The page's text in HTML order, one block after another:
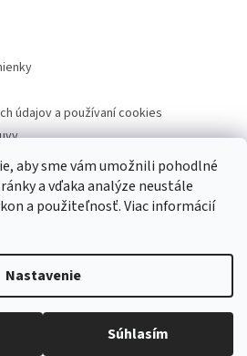
aby sme vám umožnili pohodlné
a vďaka analýze neustále
a použiteľnosť. Viac informácií
Nastavenie
Súhlasím
údajov a používaní cookies
. Všetky práva vyhradené.Upraviť